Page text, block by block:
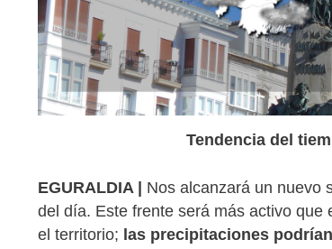
Tendencia del
EGURALDIA |
Nos alcanzará un nuevo
del día. Este frente será más activo
el territorio; las precipitaciones